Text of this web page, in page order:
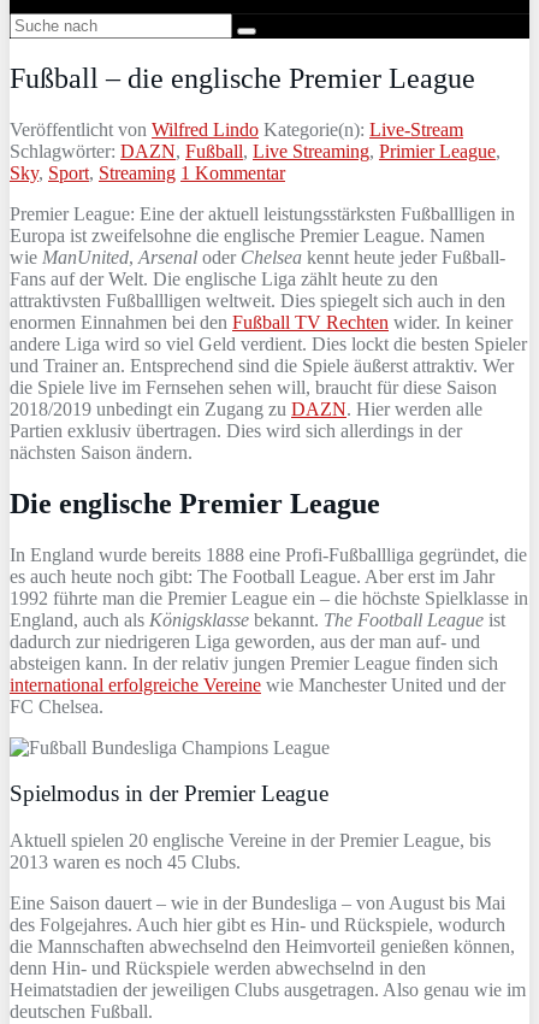
Fußball – die englische Premier League
Veröffentlicht von Wilfred Lindo Kategorie(n): Live-Stream
Schlagwörter: DAZN, Fußball, Live Streaming, Primier League,
Sky, Sport, Streaming 1 Kommentar
Premier League: Eine der aktuell leistungsstärksten Fußballligen in
Europa ist zweifelsohne die englische Premier League. Namen
wie ManUnited, Arsenal oder Chelsea kennt heute jeder Fußball-
Fans auf der Welt. Die englische Liga zählt heute zu den
attraktivsten Fußballligen weltweit. Dies spiegelt sich auch in den
enormen Einnahmen bei den Fußball TV Rechten wider. In keiner
andere Liga wird so viel Geld verdient. Dies lockt die besten Spieler
und Trainer an. Entsprechend sind die Spiele äußerst attraktiv. Wer
die Spiele live im Fernsehen sehen will, braucht für diese Saison
2018/2019 unbedingt ein Zugang zu DAZN. Hier werden alle
Partien exklusiv übertragen. Dies wird sich allerdings in der
nächsten Saison ändern.
Die englische Premier League
In England wurde bereits 1888 eine Profi-Fußballliga gegründet, die
es auch heute noch gibt: The Football League. Aber erst im Jahr
1992 führte man die Premier League ein – die höchste Spielklasse in
England, auch als Königsklasse bekannt. The Football League ist
dadurch zur niedrigeren Liga geworden, aus der man auf- und
absteigen kann. In der relativ jungen Premier League finden sich
international erfolgreiche Vereine wie Manchester United und der
FC Chelsea.
Spielmodus in der Premier League
Aktuell spielen 20 englische Vereine in der Premier League, bis
2013 waren es noch 45 Clubs.
Eine Saison dauert – wie in der Bundesliga – von August bis Mai
des Folgejahres. Auch hier gibt es Hin- und Rückspiele, wodurch
die Mannschaften abwechselnd den Heimvorteil genießen können,
denn Hin- und Rückspiele werden abwechselnd in den
Heimatstadien der jeweiligen Clubs ausgetragen. Also genau wie im
deutschen Fußball.